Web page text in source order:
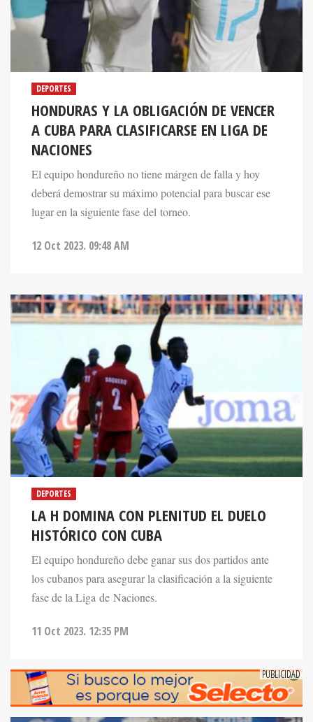
DEPORTES
HONDURAS Y LA OBLIGACIÓN DE VENCER
A CUBA PARA CLASIFICARSE EN LIGA DE
NACIONES
El equipo hondureño no tiene márgen de falla y hoy
deberá demostrar su máximo potencial para buscar ese
lugar en la siguiente fase del torneo.
12 Oct 2023. 09:48 AM
DEPORTES
LA H DOMINA CON PLENITUD EL DUELO
HISTÓRICO CON CUBA
El equipo hondureño debe ganar sus dos partidos ante
los cubanos para asegurar la clasificación a la siguiente
fase de la Liga de Naciones.
11 Oct 2023. 12:35 PM